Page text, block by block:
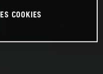
COOKIES